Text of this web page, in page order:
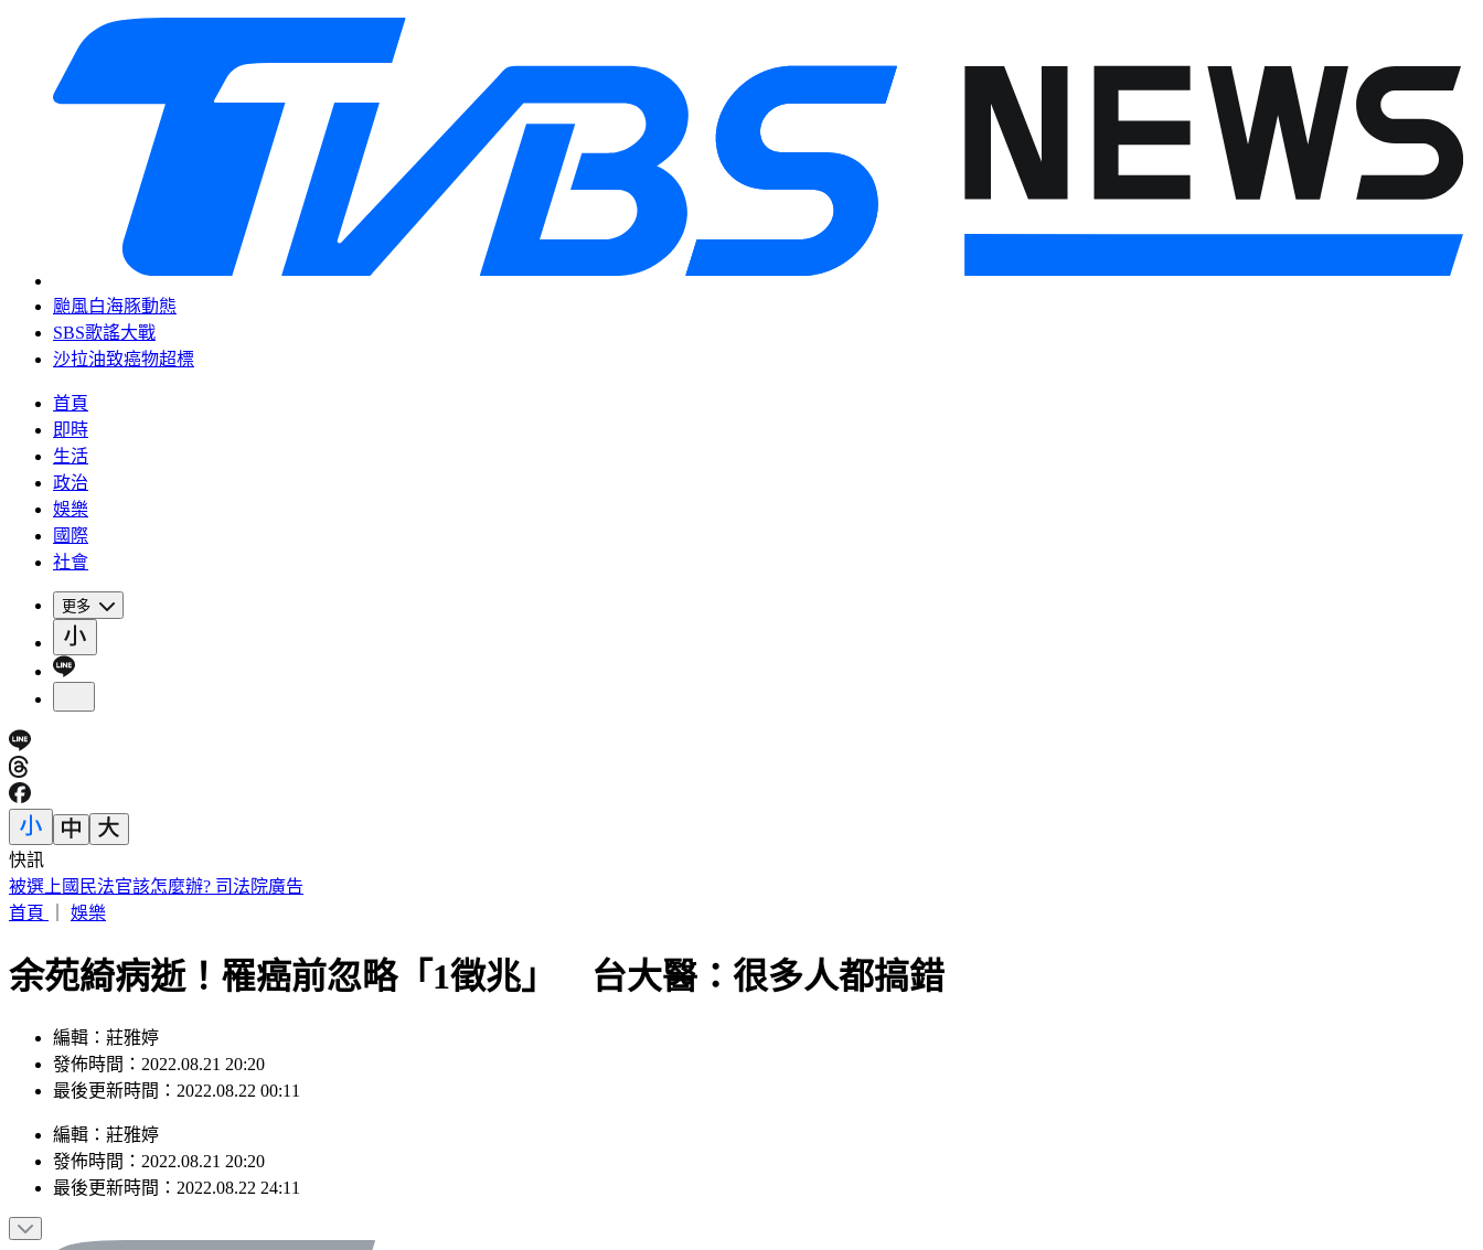
颱風白海豚動態
SBS歌謠大戰
沙拉油致癌物超標
首頁
即時
生活
政治
娛樂
國際
社會
更多
快訊
連戰二媳婦罕動怒！重砲轟財政部：太不負責任
首頁
娛樂
余苑綺病逝！罹癌前忽略「1徵兆」 台大醫：很多人都搞錯
編輯：莊雅婷
發佈時間：2022.08.21 20:20
最後更新時間：2022.08.22 00:11
編輯 ： 莊雅婷
發佈時間： 2022.08.21 20:20
最後更新時間： 2022.08.22 24:11